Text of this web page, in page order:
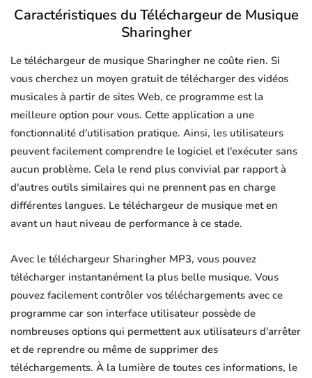
Caractéristiques du Téléchargeur de Musique
Sharingher
Le téléchargeur de musique Sharingher ne coûte rien. Si
vous cherchez un moyen gratuit de télécharger des vidéos
musicales à partir de sites Web, ce programme est la
meilleure option pour vous. Cette application a une
fonctionnalité d'utilisation pratique. Ainsi, les utilisateurs
peuvent facilement comprendre le logiciel et l'exécuter sans
aucun problème. Cela le rend plus convivial par rapport à
d'autres outils similaires qui ne prennent pas en charge
différentes langues. Le téléchargeur de musique met en
avant un haut niveau de performance à ce stade.
Avec le téléchargeur Sharingher MP3, vous pouvez
télécharger instantanément la plus belle musique. Vous
pouvez facilement contrôler vos téléchargements avec ce
programme car son interface utilisateur possède de
nombreuses options qui permettent aux utilisateurs d'arrêter
et de reprendre ou même de supprimer des
téléchargements. À la lumière de toutes ces informations, le